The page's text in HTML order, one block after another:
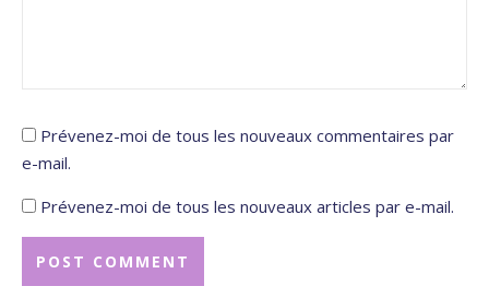
Prévenez-moi de tous les nouveaux commentaires par
e-mail.
Prévenez-moi de tous les nouveaux articles par e-mail.